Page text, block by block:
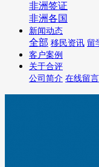
非洲签证
非洲各国
新闻动态
全部 移民资讯 留
客户案例
关于合评
公司简介 在线留言